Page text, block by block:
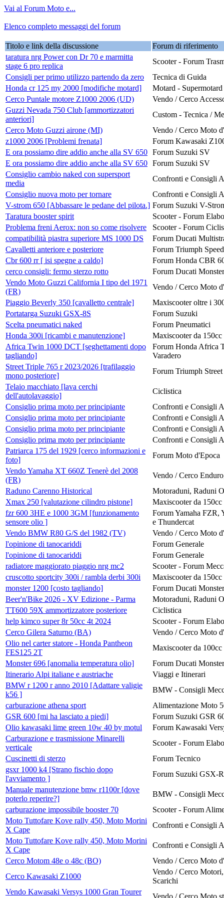
Vai al Forum Moto e...
Elenco completo messaggi del forum
Titolo e link della discussione
Forum di riferimento
taratura nrg Power con Dr 70 e marmitta
stage 6 pro replica
Scooter - Forum
Consigli per primo utilizzo partendo da zero
Tecnica di Guida
Honda cr 125 my 2000 [modifiche motard]
Motard -
Cerco Puntale motore Z1000 2006 (UD)
Vendo / Cerco
Guzzi Nevada 750 Club [ammortizzatori
anteriori]
Custom - Tecnica /
Cerco Moto Guzzi airone (MI)
Vendo / Cerco Moto
z1000 2006 [Problemi frenata]
Forum Kawasaki
E ora possiamo dire addio anche alla SV 650 Forum Suzuki SV
E ora possiamo dire addio anche alla SV 650 Forum Suzuki SV
Consiglio cambio naked con supersport
media
Confronti e Consigli
Consiglio nuova moto per tornare
Confronti e Consigli
V-strom 650 [Abbassare le pedane del pilota.] Forum Suzuki V-
Taratura booster spirit
Scooter - Forum
Problema freni Aerox: non so come risolvere
Scooter - Forum
compatibilità piastra superiore MS 1000 DS
Forum Ducati
Cavalletti anteriore e posteriore
Forum Triumph
Cbr 600 rr [ isi spegne a caldo]
Forum Honda CBR
cerco consigli: fermo sterzo rotto
Forum Ducati Monster
Vendo Moto Guzzi California I tipo del 1971
(FR)
Vendo / Cerco Moto
Piaggio Beverly 350 [cavalletto centrale]
Maxiscooter oltre i
Portatarga Suzuki GSX-8S
Forum Suzuki
Scelta pneumatici naked
Forum Pneumatici
Honda 300i [ricambi e manutenzione]
Maxiscooter da 150cc
Africa Twin 1000 DCT [seghettamenti dopo
tagliando]
Forum Honda Africa
Varadero
Street Triple 765 r 2023/2026 [trafilaggio
mono posteriore]
Forum Triumph
Telaio macchiato [lava cerchi
dell'autolavaggio]
Ciclistica
Consiglio prima moto per principiante
Confronti e Consigli
Consiglio prima moto per principiante
Confronti e Consigli
Consiglio prima moto per principiante
Confronti e Consigli
Consiglio prima moto per principiante
Confronti e Consigli
Patriarca 175 del 1929 [cerco informazioni e
foto]
Forum Moto d'Epoca
Vendo Yamaha XT 660Z Tenerè del 2008
(FR)
Vendo / Cerco
Raduno Carenno Historical
Motoraduni, Raduni
Xmax 250 [valutazione cilindro pistone]
Maxiscooter da 150cc
fzr 600 3HE e 1000 3GM [funzionamento
sensore olio ]
Forum Yamaha FZR,
e Thundercat
Vendo BMW R80 G/S del 1982 (TV)
Vendo / Cerco Moto
l'opinione di tanocariddi
Forum Generale
l'opinione di tanocariddi
Forum Generale
radiatore maggiorato piaggio nrg mc2
Scooter - Forum
cruscotto sportcity 300i / rambla derbi 300i
Maxiscooter da 150cc
monster 1200 [costo tagliando]
Forum Ducati Monster
Beer'n'Bike 2026 - XV Edizione - Parma
Motoraduni, Raduni
TT600 59X ammortizzatore posteriore
Ciclistica
help kimco super 8r 50cc 4t 2024
Scooter - Forum
Cerco Gilera Saturno (BA)
Vendo / Cerco Moto
Olio nel carter statore - Honda Pantheon
FES125 2T
Maxiscooter da 100cc
Monster 696 [anomalia temperatura olio]
Forum Ducati Monster
Itinerario Alpi italiane e austriache
Viaggi e Itinerari
BMW r 1200 r anno 2010 [Adattare valigie
k56 ]
BMW - Consigli
carburazione athena sport
Alimentazione Moto
GSR 600 [mi ha lasciato a piedi]
Forum Suzuki GSR
Olio kawasaki lime green 10w 40 by motul
Forum Kawasaki
Carburazione e trasmissione Minarelli
verticale
Scooter - Forum
Cuscinetti di sterzo
Forum Tecnico
gsxr 1000 k4 [Strano fischio dopo
l'avviamento ]
Forum Suzuki GSX-R
Manuale manutenzione bmw r1100r [dove
poterlo reperire?]
BMW - Consigli
carburazione impossibile booster 70
Scooter - Forum
Moto Tuttofare Kove rally 450, Moto Morini
X Cape
Confronti e Consigli
Moto Tuttofare Kove rally 450, Moto Morini
X Cape
Confronti e Consigli
Cerco Motom 48e o 48c (BO)
Vendo / Cerco Moto
Cerco Kawasaki Z1000
Vendo / Cerco
Scarichi
Vendo Kawasaki Versys 1000 Gran Tourer
Vendo / Cerco Moto